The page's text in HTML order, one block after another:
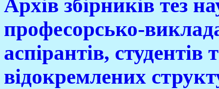
Архів збірників тез
професорсько-
аспірантів, студентів
відокремлених